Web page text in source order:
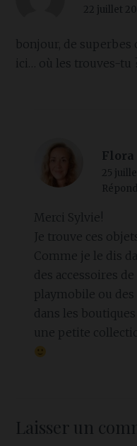
22 juillet
bonjour, de
ici… où les trouves-tu
Flora
25
Merci Sylvie!
Je trouve ces
Comme je le dis
des accessoires
playmobile ou des
dans les
une petite
Laisser un